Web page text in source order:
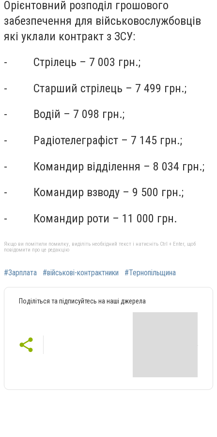
Орієнтовний розподіл грошового
забезпечення для військовослужбовців
які уклали контракт з ЗСУ:
- Стрілець – 7 003 грн.;
- Старший стрілець – 7 499 грн.;
- Водій – 7 098 грн.;
- Радіотелеграфіст – 7 145 грн.;
- Командир відділення – 8 034 грн.;
- Командир взводу – 9 500 грн.;
- Командир роти – 11 000 грн.
Якщо ви помітили помилку, виділіть необхідний текст і натисніть Ctrl + Enter, щоб
повідомити про це редакцію
#Зарплата #військові-контрактники #Тернопільщина
Поділіться та підписуйтесь на наші джерела